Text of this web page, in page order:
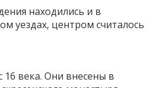
находились и в
уездах, центром считалось
16 века. Они внесены в